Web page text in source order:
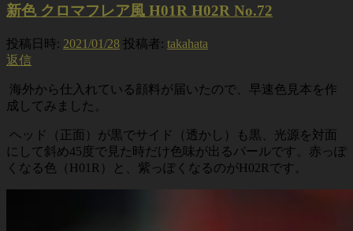
新色 クロマフレア風 H01R H02R No.72
投稿日時: 2021/01/28 投稿者: takahata
返信
海外から仕入れている顔料が届いたので、早速色見本を作
成してみました。
ヘッド（正面）が黒でサイド（透かし）も黒、光源を対面
にして斜め45度で見た時だけ色味が出るパールです。赤っぽ
くなる色（H01R）と、紫っぽくなるのがH02Rです。